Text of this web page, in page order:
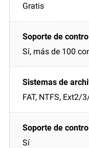
Gratis
Sí, más de 100
FAT, NTFS, Ext2/
Sí